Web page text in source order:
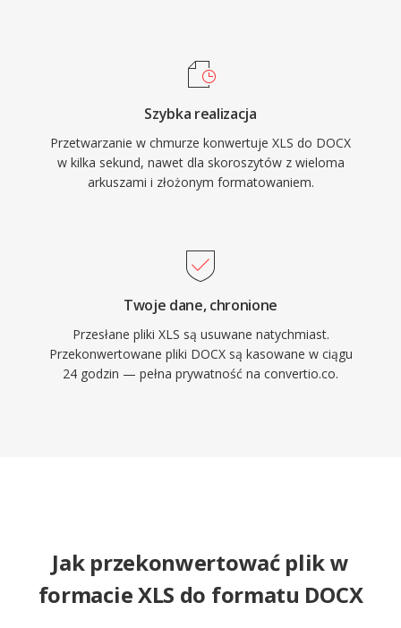
Szybka realizacja
Przetwarzanie w chmurze konwertuje XLS do DOCX
w kilka sekund, nawet dla skoroszytów z wieloma
arkuszami i złożonym formatowaniem.
Twoje dane, chronione
Przesłane pliki XLS są usuwane natychmiast.
Przekonwertowane pliki DOCX są kasowane w ciągu
24 godzin — pełna prywatność na convertio.co.
Jak przekonwertować plik w
formacie XLS do formatu DOCX